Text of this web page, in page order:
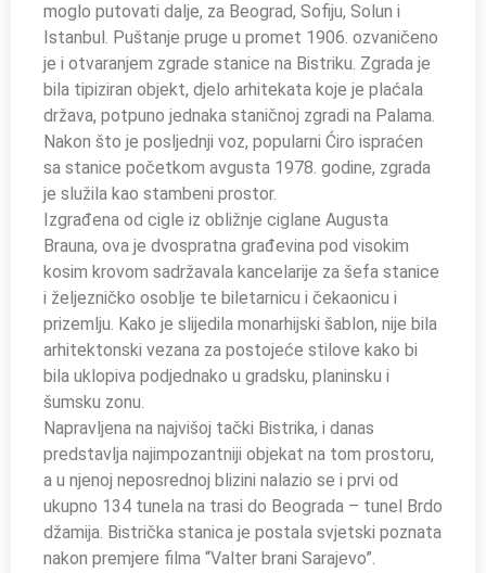
moglo putovati dalje, za Beograd, Sofiju, Solun i
Istanbul. Puštanje pruge u promet 1906. ozvaničeno
je i otvaranjem zgrade stanice na Bistriku. Zgrada je
bila tipiziran objekt, djelo arhitekata koje je plaćala
država, potpuno jednaka staničnoj zgradi na Palama.
Nakon što je posljednji voz, popularni Ćiro ispraćen
sa stanice početkom avgusta 1978. godine, zgrada
je služila kao stambeni prostor.
Izgrađena od cigle iz obližnje ciglane Augusta
Brauna, ova je dvospratna građevina pod visokim
kosim krovom sadržavala kancelarije za šefa stanice
i željezničko osoblje te biletarnicu i čekaonicu i
prizemlju. Kako je slijedila monarhijski šablon, nije bila
arhitektonski vezana za postojeće stilove kako bi
bila uklopiva podjednako u gradsku, planinsku i
šumsku zonu.
Napravljena na najvišoj tački Bistrika, i danas
predstavlja najimpozantniji objekat na tom prostoru,
a u njenoj neposrednoj blizini nalazio se i prvi od
ukupno 134 tunela na trasi do Beograda – tunel Brdo
džamija. Bistrička stanica je postala svjetski poznata
nakon premjere filma “Valter brani Sarajevo”.